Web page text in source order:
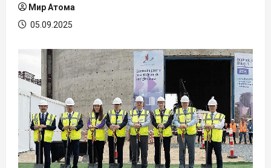
Мир Атома
05.09.2025